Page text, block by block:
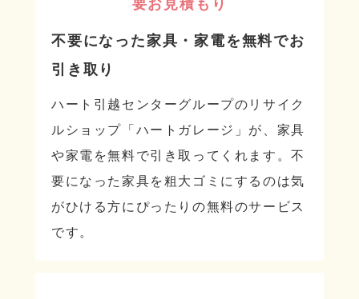
不要になった家具・家電を無料でお
引き取り
ハート引越センターグループのリサイク
ルショップ「ハートガレージ」が、家具
や家電を無料で引き取ってくれます。不
要になった家具を粗大ゴミにするのは気
がひける方にぴったりの無料のサービス
です。